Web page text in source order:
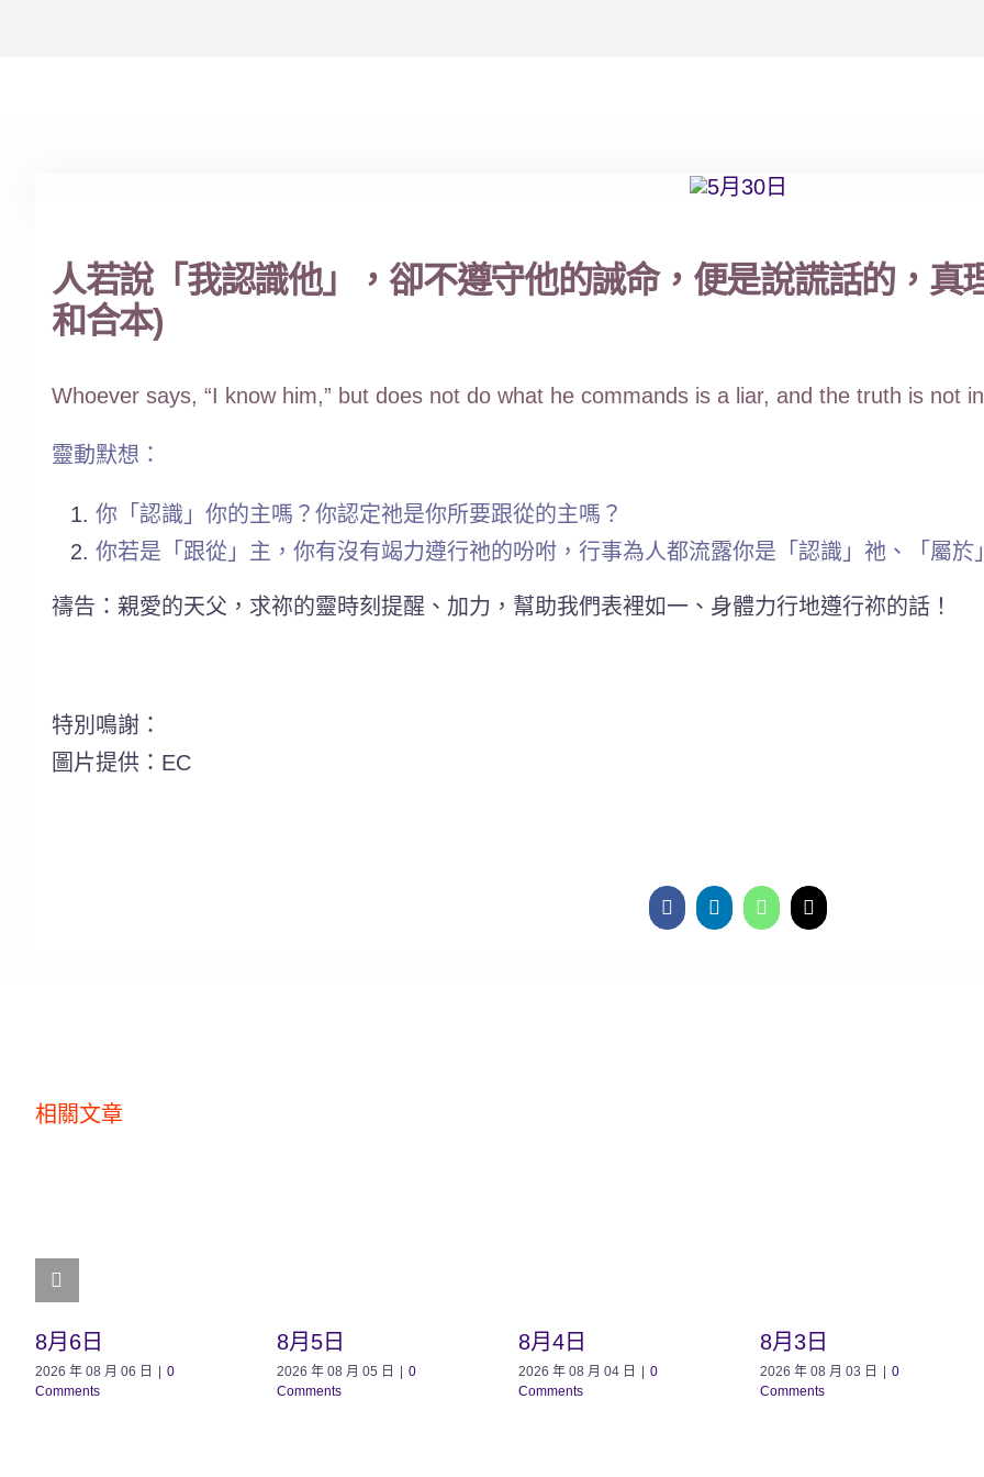
人若說「我認識他」，卻不遵守他的誡命，便是說謊話的，真
和合本)
Whoever says, “I know him,” but does not do what he commands is a liar, and the truth is not
靈動默想：
你「認識」你的主嗎？你認定祂是你所要跟從的主嗎？
你若是「跟從」主，你有沒有竭力遵行祂的吩咐，行事為人都流露你是「認識」祂、「屬於
禱告：親愛的天父，求祢的靈時刻提醒、加力，幫助我們表裡如一、身體力行地遵行祢的話！
特別鳴謝：
圖片提供：EC
相關文章
8月6日
2026 年 08 月 06 日
0
Comments
8月5日
2026 年 08 月 05 日
0
Comments
8月4日
2026 年 08 月 04 日
0
Comments
8月3日
2026 年 08 月 03 日
0
Comments